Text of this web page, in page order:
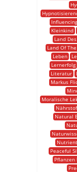
Kleinkind
Land
Land Of
Leben
Lernerfolg
Literatur
Markus
Moralische
Natural
Peaceful
Pflanzen